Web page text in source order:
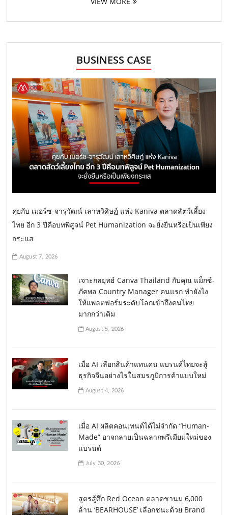
BUSINESS CASE
คุยกับ เมอร์ซ-จารุวัฒน์ เลาหวิศิษฏ์ แห่ง Kaniva ตลาดสัตว์เลี้ยง
ไทย อีก 3 ปีคือบทพิสูจน์ Pet Humanization จะยั่งยืนหรือเป็นเพียง
กระแส
August 7, 2026
เจาะกลยุทธ์ Canva Thailand กับคุณ แม็กซ์-
ภัคพล Country Manager คนแรก ทำยังไง
ให้แพลตฟอร์มระดับโลกเข้าถึงคนไทย
มากกว่าเดิม
August 5, 2026
เมื่อ AI เลือกสินค้าแทนคน แบรนด์ไทยจะสู้
ธุรกิจจีนอย่างไรในสมรภูมิการค้าแบบใหม่
August 4, 2026
เมื่อ AI ผลิตคอนเทนต์ได้ไม่จำกัด “Human-
Made” อาจกลายเป็นฉลากพรีเมียมใหม่ของ
แบรนด์
July 30, 2026
สูตรสู้ศึก Red Ocean ตลาดชานม 6,000
ล้าน ‘BEARHOUSE’ เลือกชนะด้วย Brand